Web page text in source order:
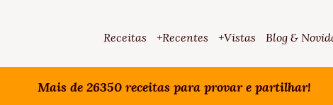
Receitas +Recentes +Vistas Blog &
Mais de 26350 receitas para provar e partilhar!